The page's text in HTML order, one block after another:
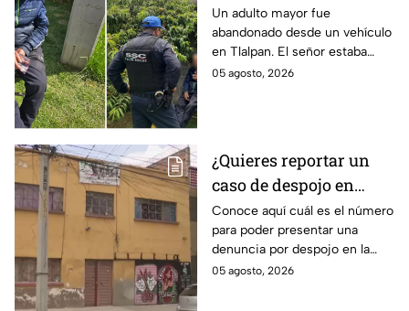
de 83 años en CDMX
con demencia senil
Un adulto mayor fue
abandonado desde un vehículo
en Tlalpan. El señor estaba
desorientado y la ayuda de
05 agosto, 2026
¿Quieres reportar un
caso de despojo en
CDMX? El número que
tienes que marcar y lo
que tienes que hacer
Conoce aquí cuál es el número
para poder presentar una
denuncia por despojo en la
CDMX y qué hacer si eres
05 agosto, 2026